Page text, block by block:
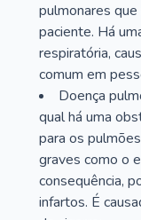
pulmonares
paciente. Há
respiratória,
comum em
Doença
qual há uma
para os
graves como o
consequência,
infartos. É